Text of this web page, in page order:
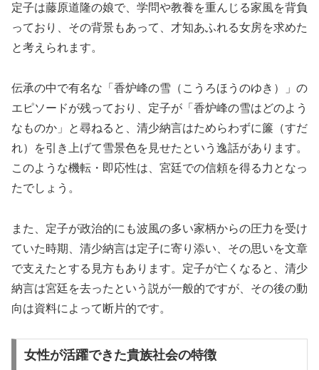
定子は藤原道隆の娘で、学問や教養を重んじる家風を背負
っており、その背景もあって、才知あふれる女房を求めた
と考えられます。
伝承の中で有名な「香炉峰の雪（こうろほうのゆき）」の
エピソードが残っており、定子が「香炉峰の雪はどのよう
なものか」と尋ねると、清少納言はためらわずに簾（すだ
れ）を引き上げて雪景色を見せたという逸話があります。
このような機転・即応性は、宮廷での信頼を得る力となっ
たでしょう。
また、定子が政治的にも波風の多い家柄からの圧力を受け
ていた時期、清少納言は定子に寄り添い、その思いを文章
で支えたとする見方もあります。定子が亡くなると、清少
納言は宮廷を去ったという説が一般的ですが、その後の動
向は資料によって断片的です。
女性が活躍できた貴族社会の特徴